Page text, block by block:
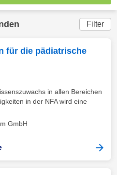
Filter
für die pädiatrische
in allen Bereichen
in der NFA wird eine
GmbH